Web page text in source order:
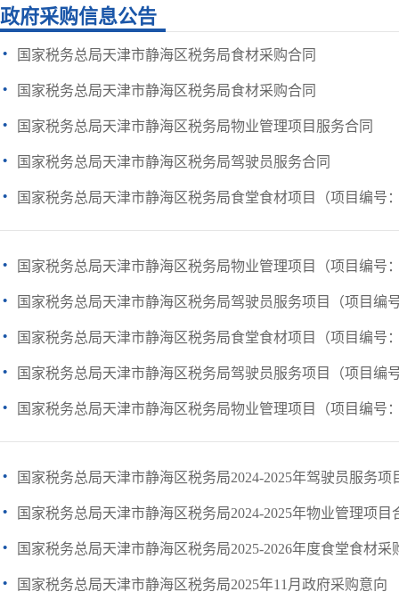
政府采购信息公告
· 国家税务总局天津市静海区税务局食材采购合同
· 国家税务总局天津市静海区税务局食材采购合同
· 国家税务总局天津市静海区税务局物业管理项目服务合同
· 国家税务总局天津市静海区税务局驾驶员服务合同
· 国家税务总局天津市静海区税务局食堂食材项目（项目编号
· 国家税务总局天津市静海区税务局物业管理项目（项目编号
· 国家税务总局天津市静海区税务局驾驶员服务项目（项目编
· 国家税务总局天津市静海区税务局食堂食材项目（项目编号
· 国家税务总局天津市静海区税务局驾驶员服务项目（项目编
· 国家税务总局天津市静海区税务局物业管理项目（项目编号
· 国家税务总局天津市静海区税务局2024-2025年驾驶员服务项
· 国家税务总局天津市静海区税务局2024-2025年物业管理项目
· 国家税务总局天津市静海区税务局2025-2026年度食堂食材采
· 国家税务总局天津市静海区税务局2025年11月政府采购意向